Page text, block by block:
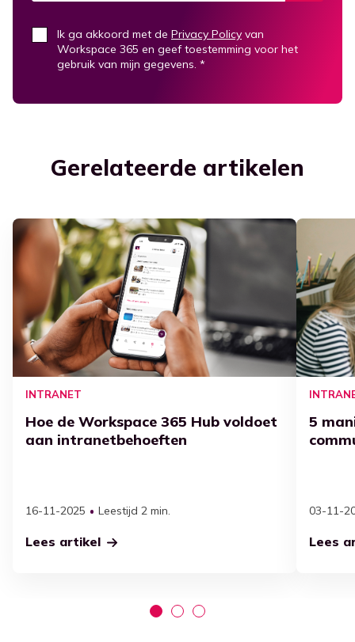
Ik ga akkoord met de Privacy Policy van
Workspace 365 en geef toestemming voor het
gebruik van mijn gegevens. *
Gerelateerde artikelen
INTRANET
Hoe de Workspace 365 Hub voldoet
aan intranetbehoeften
16-11-2025 Leestijd 2 min.
Lees artikel
5
03-11-
Lees